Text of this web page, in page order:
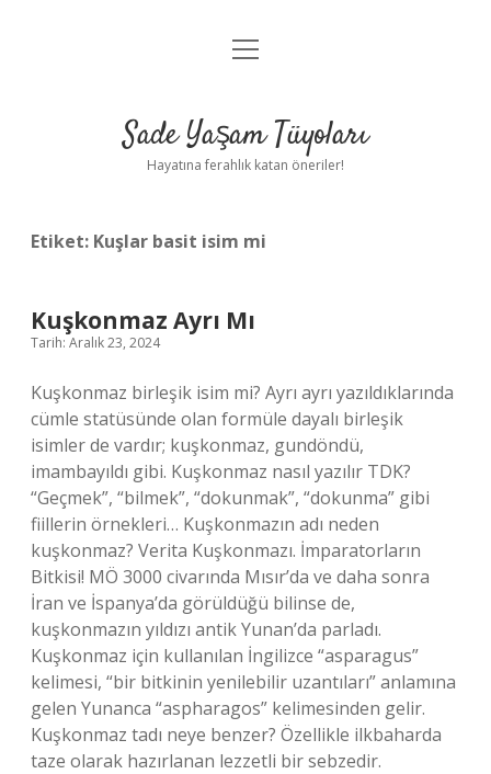
Anasayfa
Yasal Uyarı
menüyü
Sade Yaşam Tüyoları
Hayatına ferahlık katan öneriler!
Etiket: Kuşlar basit isim mi
Kuşkonmaz Ayrı Mı
Tarih: Aralık 23, 2024
Kuşkonmaz birleşik isim mi? Ayrı ayrı yazıldıklarında
cümle statüsünde olan formüle dayalı birleşik
isimler de vardır; kuşkonmaz, gundöndü,
imambayıldı gibi. Kuşkonmaz nasıl yazılır TDK?
“Geçmek”, “bilmek”, “dokunmak”, “dokunma” gibi
fiillerin örnekleri… Kuşkonmazın adı neden
kuşkonmaz? Verita Kuşkonmazı. İmparatorların
Bitkisi! MÖ 3000 civarında Mısır’da ve daha sonra
İran ve İspanya’da görüldüğü bilinse de,
kuşkonmazın yıldızı antik Yunan’da parladı.
Kuşkonmaz için kullanılan İngilizce “asparagus”
kelimesi, “bir bitkinin yenilebilir uzantıları” anlamına
gelen Yunanca “aspharagos” kelimesinden gelir.
Kuşkonmaz tadı neye benzer? Özellikle ilkbaharda
taze olarak hazırlanan lezzetli bir sebzedir.